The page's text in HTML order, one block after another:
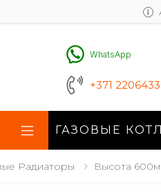
WhatsApp
+371
ГАЗОВЫЕ
Радиаторы Высота